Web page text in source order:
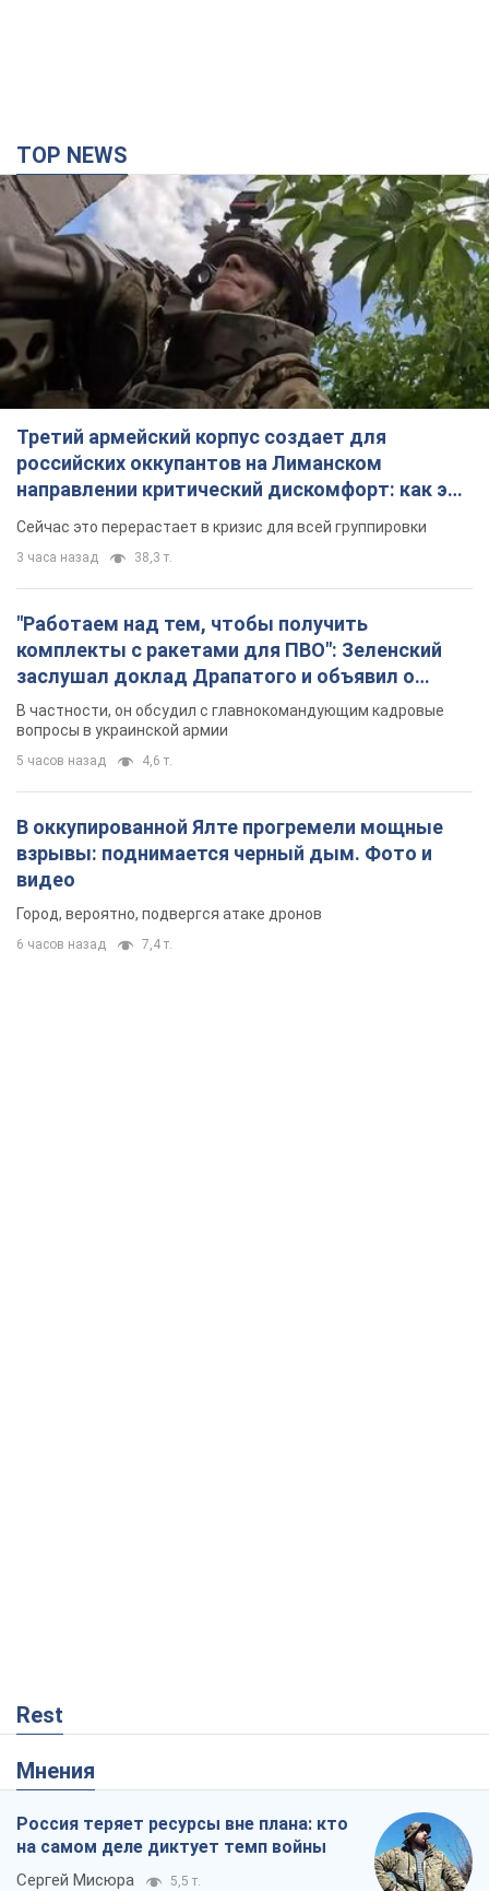
TOP NEWS
Третий армейский корпус создает для
российских оккупантов на Лиманском
направлении критический дискомфорт: как это
удалось
Сейчас это перерастает в кризис для всей группировки
3 часа назад 38,3 т.
"Работаем над тем, чтобы получить
комплекты с ракетами для ПВО": Зеленский
заслушал доклад Драпатого и объявил о
новых мерах
В частности, он обсудил с главнокомандующим кадровые
вопросы в украинской армии
5 часов назад 4,6 т.
В оккупированной Ялте прогремели мощные
взрывы: поднимается черный дым. Фото и
видео
Город, вероятно, подвергся атаке дронов
6 часов назад 7,4 т.
Rest
Мнения
Россия теряет ресурсы вне плана: кто
на самом деле диктует темп войны
Сергей Мисюра 5,5 т.